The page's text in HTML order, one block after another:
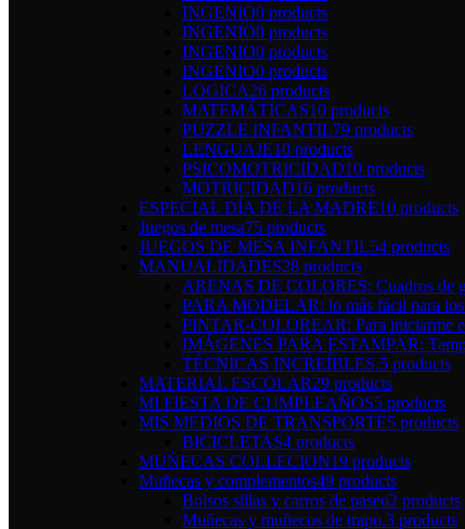
INGENIO0 products
INGENIO0 products
INGENIO0 products
INGENIO0 products
LOGICA26 products
MATEMÁTICAS10 products
PUZZLE INFANTIL79 products
LENGUAJE10 products
PSICOMOTRICIDAD10 products
MOTRICIDAD16 products
ESPECIAL DÍA DE LA MADRE10 products
Juegos de mesa75 products
JUEGOS DE MESA INFANTIL54 products
MANUALIDADES28 products
ARENAS DE COLORES: Cuadros de
PARA MODELAR: lo más fácil para los
PINTAR-COLOREAR: Para iniciarme
IMÁGENES PARA ESTAMPAR:
TÉCNICAS INCREÍBLES.5 products
MATERIAL ESCOLAR29 products
MI FIESTA DE CUMPLEAÑOS5 products
MIS MEDIOS DE TRANSPORTE5 products
BICICLETAS4 products
MUÑECAS COLLECION19 products
Muñecas y complementos49 products
Bolsos sillas y carros de paseo2 products
Muñecas y muñecos de trapo.3 products